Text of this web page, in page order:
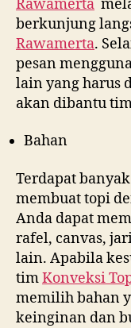
Rawamerta
berkunjung
Rawamerta.
pesan
lain yang harus
akan dibantu
Bahan
Terdapat
membuat topi
Anda dapat
rafel, canvas,
lain. Apabila
timKonveksi
memilih bahan
keinginan dan